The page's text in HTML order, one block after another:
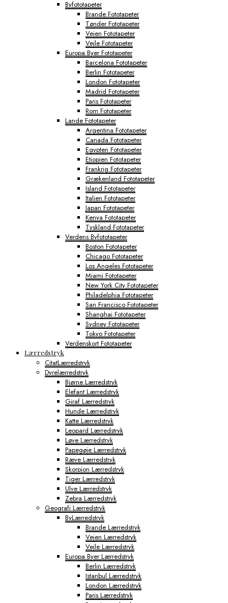
Byfototapeter
Brande Fototapeter
Tønder Fototapeter
Vejen Fototapeter
Vejle Fototapeter
Europa Byer Fototapeter
Barcelona Fototapeter
Berlin Fototapeter
London Fototapeter
Madrid Fototapeter
Paris Fototapeter
Rom Fototapeter
Lande Fototapeter
Argentina Fototapeter
Canada Fototapeter
Egypten Fototapeter
Etiopien Fototapeter
Frankrig Fototapeter
Grækenland Fototapeter
Island Fototapeter
Italien Fototapeter
Japan Fototapeter
Kenya Fototapeter
Tyskland Fototapeter
Verdens Byfototapeter
Boston Fototapeter
Chicago Fototapeter
Los Angeles Fototapeter
Miami Fototapeter
New York City Fototapeter
Philadelphia Fototapeter
San Francisco Fototapeter
Shanghai Fototapeter
Sydney Fototapeter
Tokyo Fototapeter
Verdenskort Fototapeter
Lærredstryk
CitatLærredstryk
Dyrelærredstryk
Bjørne Lærredstryk
Elefant Lærredstryk
Giraf Lærredstryk
Hunde Lærredstryk
Katte Lærredstryk
Leopard Lærredstryk
Løve Lærredstryk
Papegøje Lærredstryk
Ræve Lærredstryk
Skorpion Lærredstryk
Tiger Lærredstryk
Ulve Lærredstryk
Zebra Lærredstryk
Geografi Lærredstryk
ByLærredstryk
Brande Lærredstryk
Vejen Lærredstryk
Vejle Lærredstryk
Europa Byer Lærredstryk
Berlin Lærredstryk
Istanbul Lærredstryk
London Lærredstryk
Paris Lærredstryk